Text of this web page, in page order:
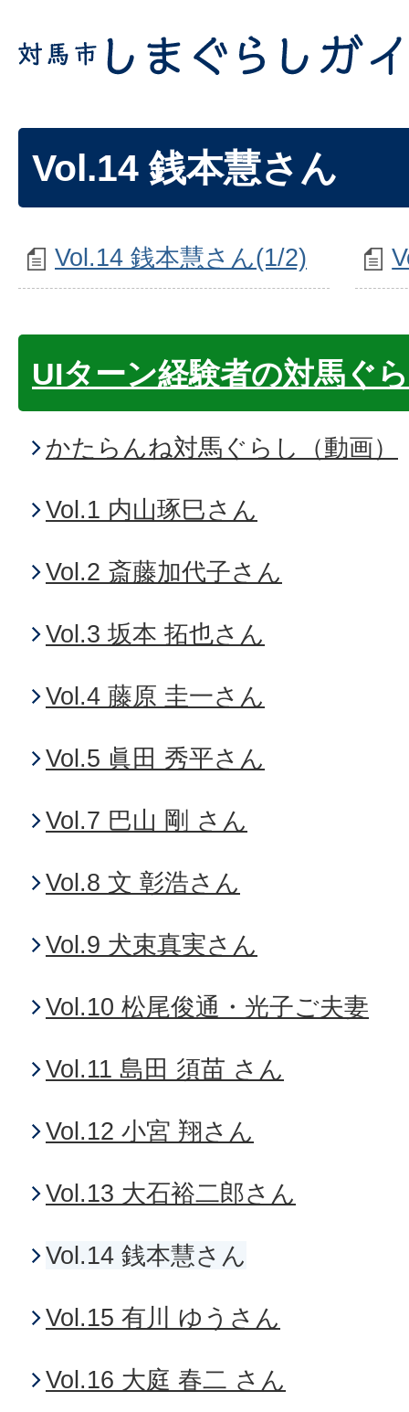
Vol.14 銭本慧さん
Vol.14 銭本慧さん(1/2)
UIターン経験者の対馬ぐ
かたらんね対馬ぐらし（動画）
Vol.1 内山琢巳さん
Vol.2 斎藤加代子さん
Vol.3 坂本 拓也さん
Vol.4 藤原 圭一さん
Vol.5 眞田 秀平さん
Vol.7 巴山 剛 さん
Vol.8 文 彰浩さん
Vol.9 犬束真実さん
Vol.10 松尾俊通・光子ご夫妻
Vol.11 島田 須苗 さん
Vol.12 小宮 翔さん
Vol.13 大石裕二郎さん
Vol.14 銭本慧さん
Vol.15 有川 ゆうさん
Vol.16 大庭 春二 さん